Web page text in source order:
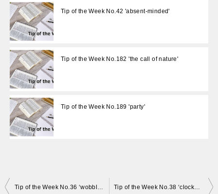
Tip of the Week No.42 'absent-minded'
Tip of the Week No.182 'the call of nature'
Tip of the Week No.189 'party'
投
Tip of the Week No.36 ‘wobbly bits’ Tip of the Week No.38 ‘clockwise’